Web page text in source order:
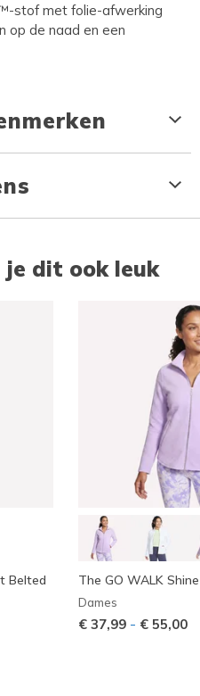
stof met folie-afwerking
op de naad en een
je dit ook leuk
Belted
The GO WALK
Dames
€ 37,99 - € 55,00